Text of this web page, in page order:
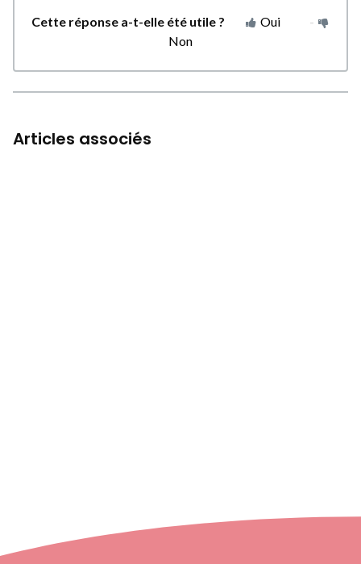
Cette réponse a-t-elle été utile ?
Oui
Non
Articles associés